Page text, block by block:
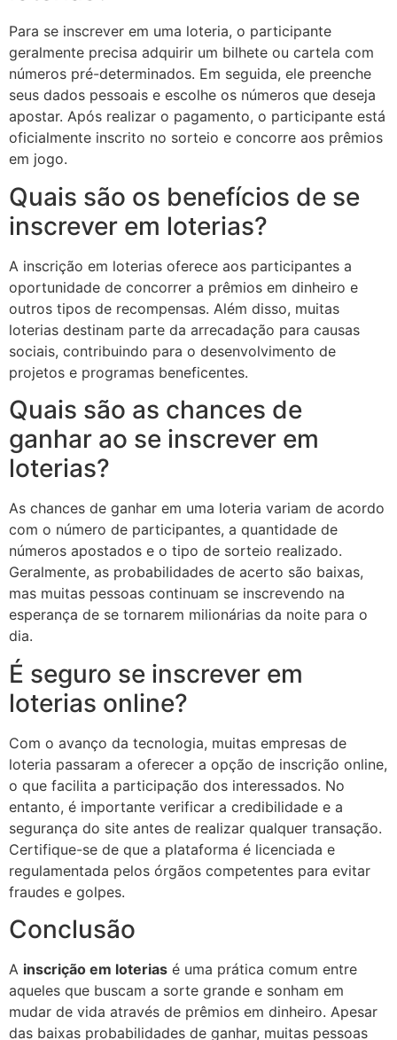
Para se inscrever em uma loteria, o participante
geralmente precisa adquirir um bilhete ou cartela com
números pré-determinados. Em seguida, ele preenche
seus dados pessoais e escolhe os números que deseja
apostar. Após realizar o pagamento, o participante está
oficialmente inscrito no sorteio e concorre aos prêmios
em jogo.
Quais são os benefícios de se
inscrever em loterias?
A inscrição em loterias oferece aos participantes a
oportunidade de concorrer a prêmios em dinheiro e
outros tipos de recompensas. Além disso, muitas
loterias destinam parte da arrecadação para causas
sociais, contribuindo para o desenvolvimento de
projetos e programas beneficentes.
Quais são as chances de
ganhar ao se inscrever em
loterias?
As chances de ganhar em uma loteria variam de acordo
com o número de participantes, a quantidade de
números apostados e o tipo de sorteio realizado.
Geralmente, as probabilidades de acerto são baixas,
mas muitas pessoas continuam se inscrevendo na
esperança de se tornarem milionárias da noite para o
dia.
É seguro se inscrever em
loterias online?
Com o avanço da tecnologia, muitas empresas de
loteria passaram a oferecer a opção de inscrição online,
o que facilita a participação dos interessados. No
entanto, é importante verificar a credibilidade e a
segurança do site antes de realizar qualquer transação.
Certifique-se de que a plataforma é licenciada e
regulamentada pelos órgãos competentes para evitar
fraudes e golpes.
Conclusão
A inscrição em loterias é uma prática comum entre
aqueles que buscam a sorte grande e sonham em
mudar de vida através de prêmios em dinheiro. Apesar
das baixas probabilidades de ganhar, muitas pessoas